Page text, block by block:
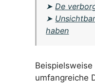
➤De
➤
haben
umfangreiche